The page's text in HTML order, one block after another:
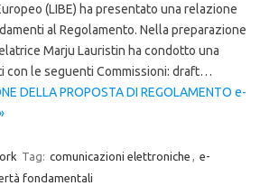
(LIBE) ha presentato una relazione
al Regolamento. Nella preparazione
Marju Lauristin ha condotto una
con le seguenti Commissioni: draft…
DELLA PROPOSTA DI REGOLAMENTO e-
Tag: comunicazioni elettroniche , e-
fondamentali